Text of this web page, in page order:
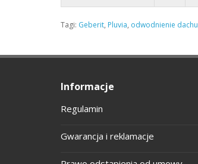
Tagi: Geberit, Pluvia, odwodnienie dachu
Informacje
Regulamin
Gwarancja i reklamacje